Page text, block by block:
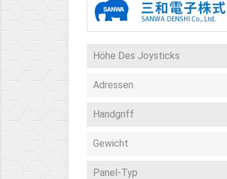
Höhe Des Joysticks
Adressen
Handgriff
Gewicht
Panel-Typ